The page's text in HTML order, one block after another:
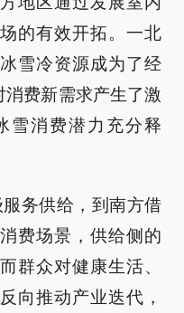
的有效开拓。一北
雪冷资源成为了经
消费新需求产生了激
雪消费潜力充分释
务供给，到南方借
费场景，供给侧的
群众对健康生活、
向推动产业迭代，